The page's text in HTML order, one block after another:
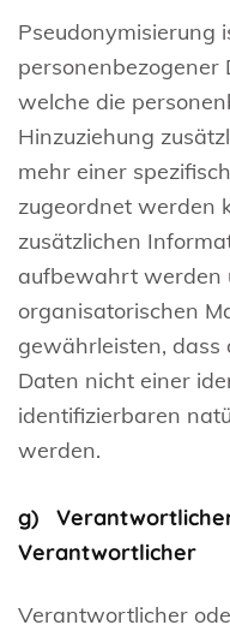
Pseudonymisierung
personenbezogener
welche die
Hinzuziehung
mehr einer
zugeordnet werden
zusätzlichen
aufbewahrt werden
organisatorischen
gewährleisten, dass
Daten nicht einer
identifizierbaren
werden.
g)
Verantwortlicher
Verantwortlicher